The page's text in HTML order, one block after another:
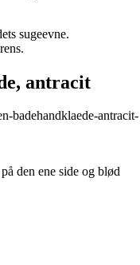
sugeevne.
antracit
badehandklaede-antracit-
den ene side og blød